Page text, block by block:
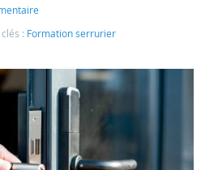
: Formation serrurier